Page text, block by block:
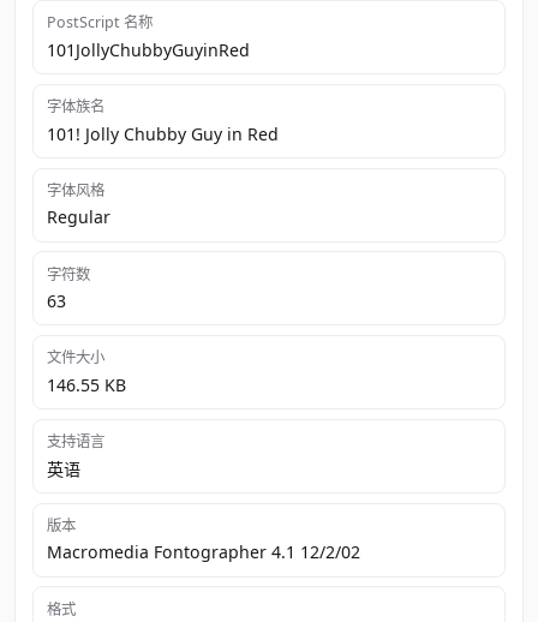
PostScript 名称
101JollyChubbyGuyinRed
字体族名
101! Jolly Chubby Guy in Red
字体风格
Regular
字符数
63
文件大小
146.55 KB
支持语言
英语
版本
Macromedia Fontographer 4.1 12/2/02
格式